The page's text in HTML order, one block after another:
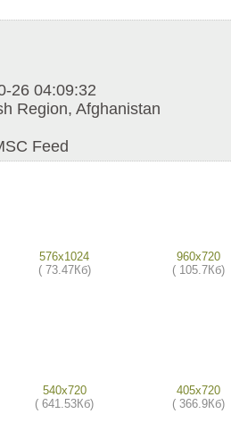
26 04:09:32
Region, Afghanistan
Feed
576x1024
( 73.47Кб)
960x720
( 105.7Кб)
540x720
( 641.53Кб)
405x720
( 366.9Кб)